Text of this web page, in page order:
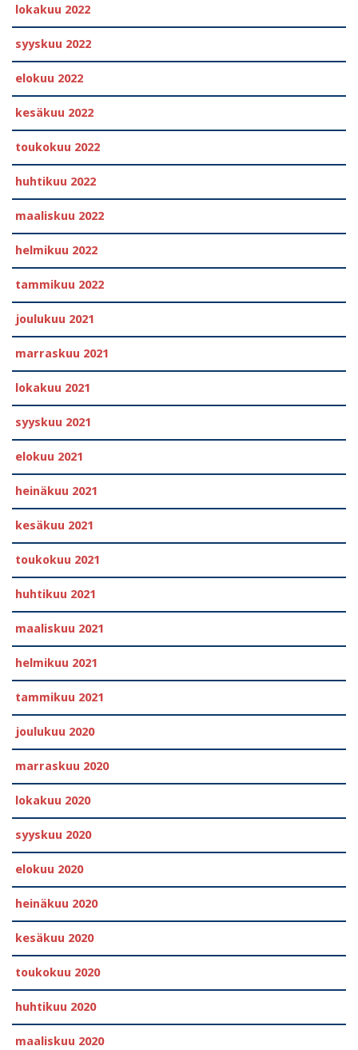
lokakuu 2022
syyskuu 2022
elokuu 2022
kesäkuu 2022
toukokuu 2022
huhtikuu 2022
maaliskuu 2022
helmikuu 2022
tammikuu 2022
joulukuu 2021
marraskuu 2021
lokakuu 2021
syyskuu 2021
elokuu 2021
heinäkuu 2021
kesäkuu 2021
toukokuu 2021
huhtikuu 2021
maaliskuu 2021
helmikuu 2021
tammikuu 2021
joulukuu 2020
marraskuu 2020
lokakuu 2020
syyskuu 2020
elokuu 2020
heinäkuu 2020
kesäkuu 2020
toukokuu 2020
huhtikuu 2020
maaliskuu 2020